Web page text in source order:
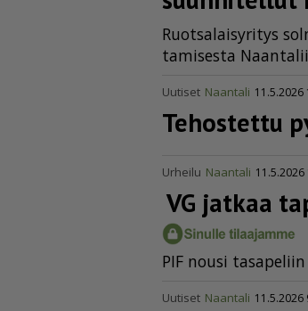
Ruot­sa­lai­sy­ri­tys
ta­mi­ses­ta
Uutiset Naantali 11.5.2026
Tehostettu
Urheilu Naantali 11.5.2026
VG jatkaa
PIF nou­si
Uutiset Naantali 11.5.2026